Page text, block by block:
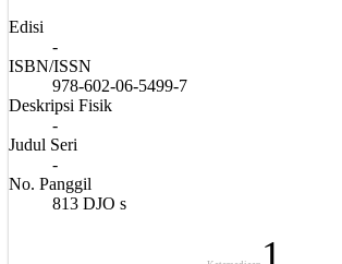
Edisi
-
ISBN/ISSN
978-602-06-5499-7
Deskripsi Fisik
-
Judul Seri
-
No. Panggil
813 DJO s
1